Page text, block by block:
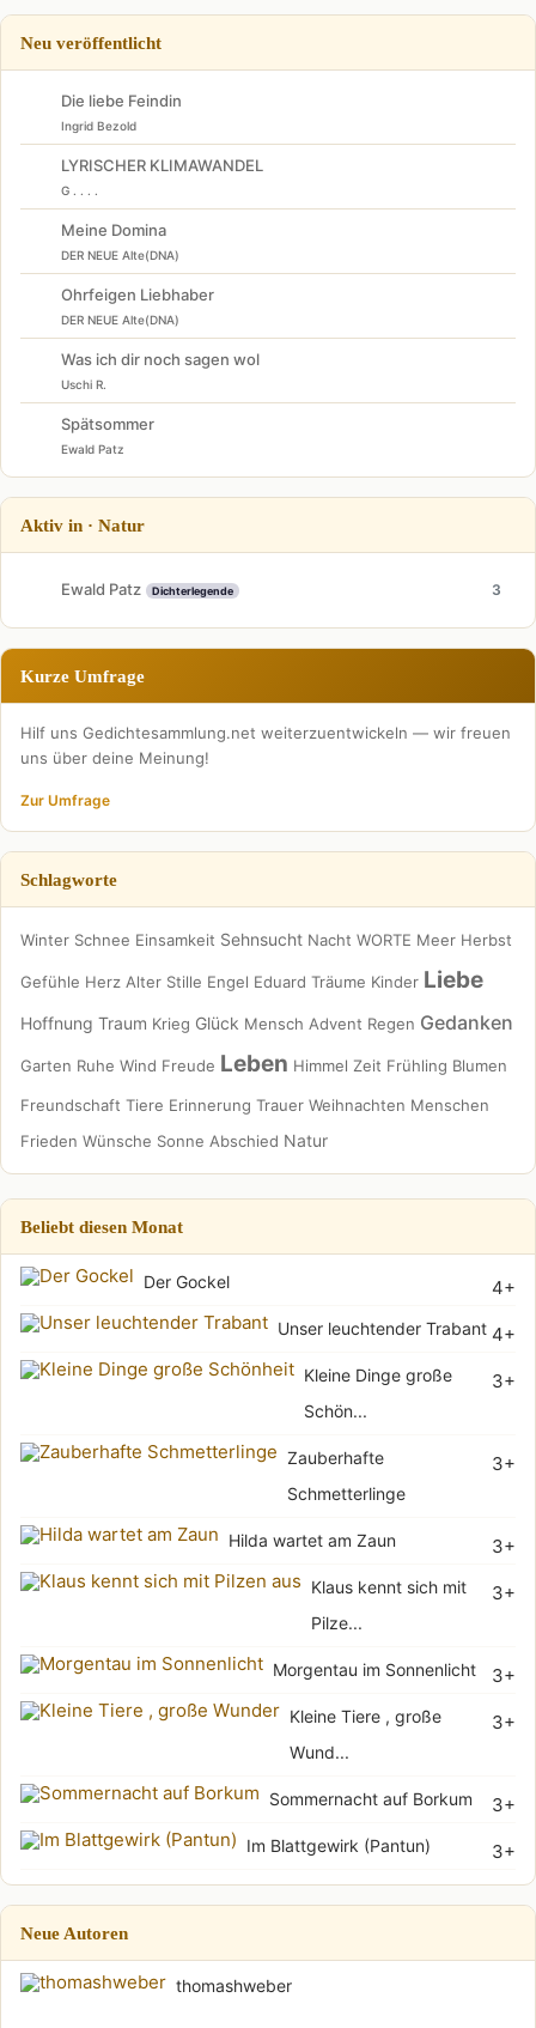
Neu veröffentlicht
Die liebe Feindin
Ingrid Bezold
LYRISCHER KLIMAWANDEL
G . . . .
Meine Domina
DER NEUE Alte(DNA)
Ohrfeigen Liebhaber
DER NEUE Alte(DNA)
Was ich dir noch sagen wol
Uschi R.
Spätsommer
Ewald Patz
Aktiv in · Natur
Ewald Patz Dichterlegende 3
Kurze Umfrage
Hilf uns Gedichtesammlung.net weiterzuentwickeln — wir freuen
uns über deine Meinung!
Zur Umfrage
Schlagworte
Winter Schnee Einsamkeit Sehnsucht Nacht WORTE Meer Herbst
Gefühle Herz Alter Stille Engel Eduard Träume Kinder Liebe
Hoffnung Traum Krieg Glück Mensch Advent Regen Gedanken
Garten Ruhe Wind Freude Leben Himmel Zeit Frühling Blumen
Freundschaft Tiere Erinnerung Trauer Weihnachten Menschen
Frieden Wünsche Sonne Abschied Natur
Beliebt diesen Monat
4+
Der Gockel
4+
Unser leuchtender Trabant
3+
Kleine Dinge große
Schön...
3+
Zauberhafte
Schmetterlinge
3+
Hilda wartet am Zaun
3+
Klaus kennt sich mit
Pilze...
3+
Morgentau im Sonnenlicht
3+
Kleine Tiere , große
Wund...
3+
Sommernacht auf Borkum
3+
Im Blattgewirk (Pantun)
Neue Autoren
thomashweber